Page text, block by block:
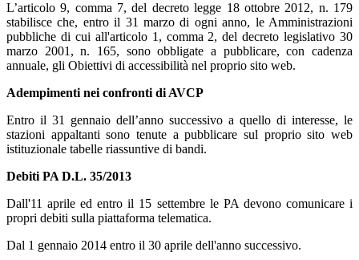
L’articolo 9, comma 7, del decreto legge 18 ottobre 2012, n. 179
stabilisce che, entro il 31 marzo di ogni anno, le Amministrazioni
pubbliche di cui all'articolo 1, comma 2, del decreto legislativo 30
marzo 2001, n. 165, sono obbligate a pubblicare, con cadenza
annuale, gli Obiettivi di accessibilità nel proprio sito web.
Adempimenti nei confronti di AVCP
Entro il 31 gennaio dell’anno successivo a quello di interesse, le
stazioni appaltanti sono tenute a pubblicare sul proprio sito web
istituzionale tabelle riassuntive di bandi.
Debiti PA D.L. 35/2013
Dall'11 aprile ed entro il 15 settembre le PA devono comunicare i
propri debiti sulla piattaforma telematica.
Dal 1 gennaio 2014 entro il 30 aprile dell'anno successivo.